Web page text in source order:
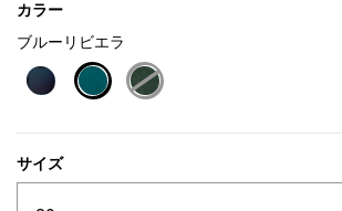
カラー
ブルーリビエラ
サイズ